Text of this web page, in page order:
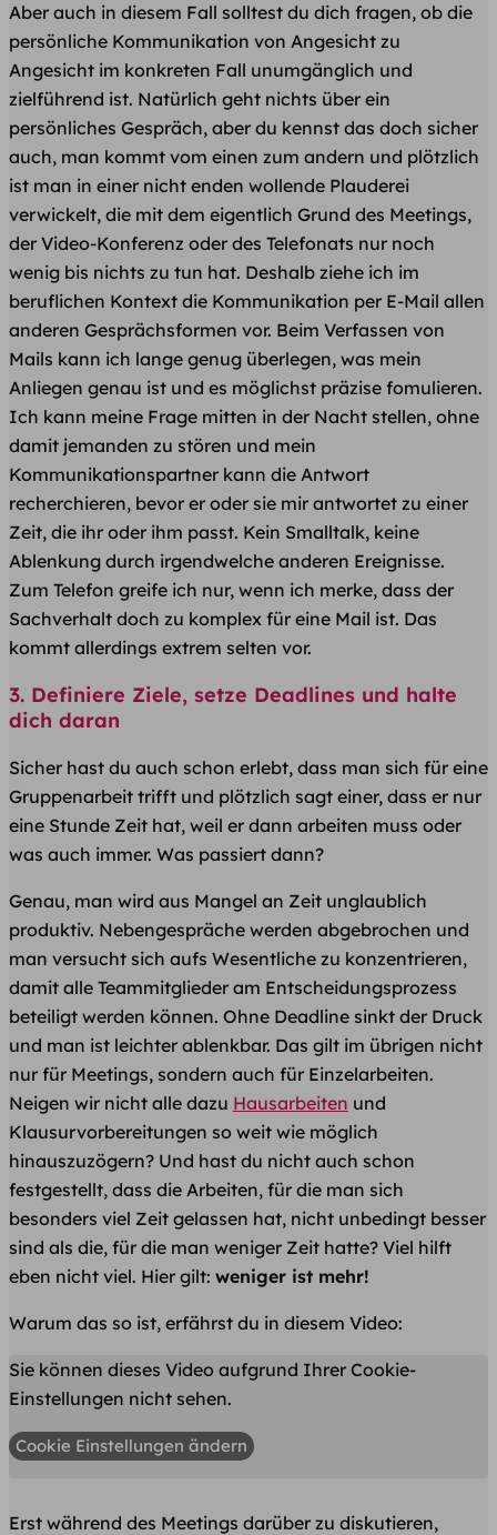
Aber auch in diesem Fall solltest du dich fragen, ob die
persönliche Kommunikation von Angesicht zu
Angesicht im konkreten Fall unumgänglich und
zielführend ist. Natürlich geht nichts über ein
persönliches Gespräch, aber du kennst das doch sicher
auch, man kommt vom einen zum andern und plötzlich
ist man in einer nicht enden wollende Plauderei
verwickelt, die mit dem eigentlich Grund des Meetings,
der Video-Konferenz oder des Telefonats nur noch
wenig bis nichts zu tun hat. Deshalb ziehe ich im
beruflichen Kontext die Kommunikation per E-Mail allen
anderen Gesprächsformen vor. Beim Verfassen von
Mails kann ich lange genug überlegen, was mein
Anliegen genau ist und es möglichst präzise fomulieren.
Ich kann meine Frage mitten in der Nacht stellen, ohne
damit jemanden zu stören und mein
Kommunikationspartner kann die Antwort
recherchieren, bevor er oder sie mir antwortet zu einer
Zeit, die ihr oder ihm passt. Kein Smalltalk, keine
Ablenkung durch irgendwelche anderen Ereignisse.
Zum Telefon greife ich nur, wenn ich merke, dass der
Sachverhalt doch zu komplex für eine Mail ist. Das
kommt allerdings extrem selten vor.
3. Definiere Ziele, setze Deadlines und halte
dich daran
Sicher hast du auch schon erlebt, dass man sich für eine
Gruppenarbeit trifft und plötzlich sagt einer, dass er nur
eine Stunde Zeit hat, weil er dann arbeiten muss oder
was auch immer. Was passiert dann?
Genau, man wird aus Mangel an Zeit unglaublich
produktiv. Nebengespräche werden abgebrochen und
man versucht sich aufs Wesentliche zu konzentrieren,
damit alle Teammitglieder am Entscheidungsprozess
beteiligt werden können. Ohne Deadline sinkt der Druck
und man ist leichter ablenkbar. Das gilt im übrigen nicht
nur für Meetings, sondern auch für Einzelarbeiten.
Neigen wir nicht alle dazu Hausarbeiten und
Klausurvorbereitungen so weit wie möglich
hinauszuzögern? Und hast du nicht auch schon
festgestellt, dass die Arbeiten, für die man sich
besonders viel Zeit gelassen hat, nicht unbedingt besser
sind als die, für die man weniger Zeit hatte? Viel hilft
eben nicht viel. Hier gilt: weniger ist mehr!
Warum das so ist, erfährst du in diesem Video:
Sie können dieses Video aufgrund Ihrer Cookie-
Einstellungen nicht sehen.
Cookie Einstellungen ändern
Erst während des Meetings darüber zu diskutieren,